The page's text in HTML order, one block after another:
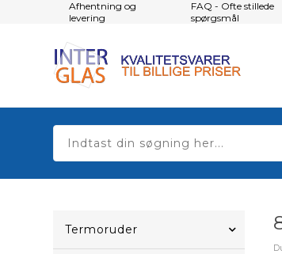
Afhentning og
levering
FAQ - Ofte stillede
spørgsmål
Termoruder